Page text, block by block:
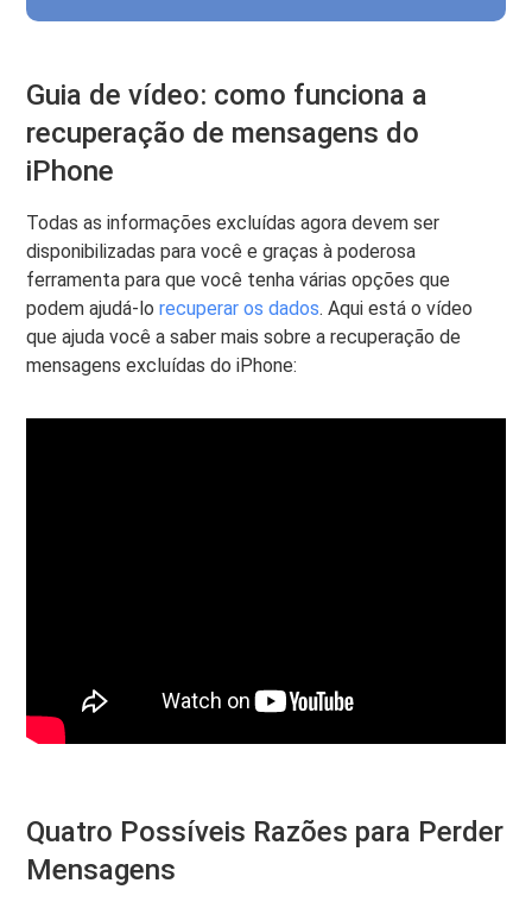
Guia de vídeo: como funciona a
recuperação de mensagens do
iPhone
Todas as informações excluídas agora devem ser
disponibilizadas para você e graças à poderosa
ferramenta para que você tenha várias opções que
podem ajudá-lorecuperar os dados. Aqui está o vídeo
que ajuda você a saber mais sobre a recuperação de
mensagens excluídas do iPhone:
Quatro Possíveis Razões para Perder
Mensagens